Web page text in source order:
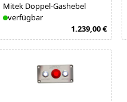
Mitek Doppel-Gashebel
verfügbar
1.239,00 €